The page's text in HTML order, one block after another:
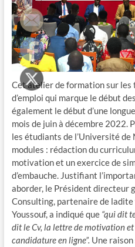
Cet atelier de formation sur les
d’emploi qui marque le début
également le début d’une
mois de juin à décembre 2022.
les étudiants de l’Université de
modules : rédaction du
motivation et un exercice de
d’embauche. Justifiant
aborder, le Président directeur
Consulting, partenaire de
Youssouf, a indiqué que “qui dit
dit le Cv, la lettre de motivation
candidature en ligne”. Une